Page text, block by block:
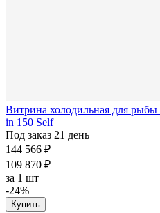
Витрина холодильная для
in 150 Self
Под заказ 21 день
144 566 ₽
109 870 ₽
за 1 шт
-24%
Купить